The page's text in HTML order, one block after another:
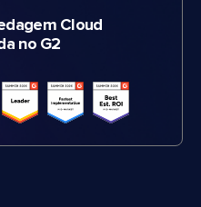
Cloud
no G2